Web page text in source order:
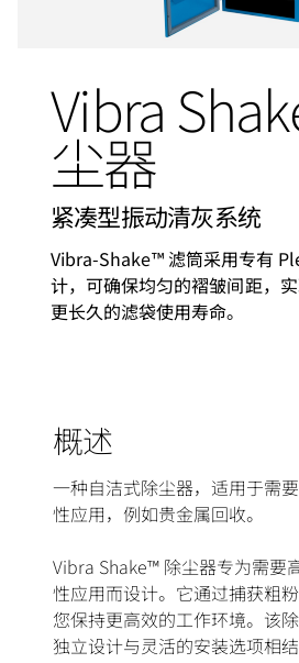
Vibra
尘器
紧凑型振动清灰系统
Vibra-Shake™ 滤筒采用专有
计，可确保均匀的褶皱间距，
更长久的滤袋使用寿命。
概述
一种自洁式除尘器，适用于需
性应用，例如贵金属回收。
Vibra Shake™ 除尘器专为需要
性应用而设计。它通过捕获粗
您保持更高效的工作环境。该
独立设计与灵活的安装选项相